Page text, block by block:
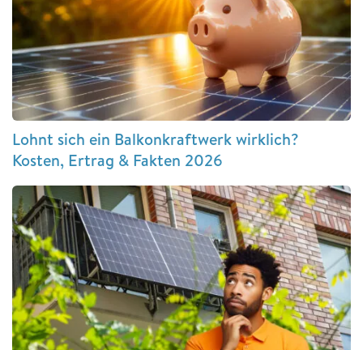
Lohnt sich ein Balkonkraftwerk wirklich?
Kosten, Ertrag & Fakten 2026